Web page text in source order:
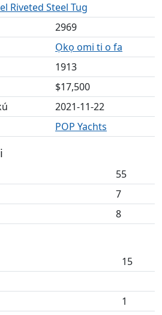
Riveted Steel Tug
2969
Ọkọ omi ti o fa
1913
$17,500
2021-11-22
POP Yachts
55
7
8
15
1